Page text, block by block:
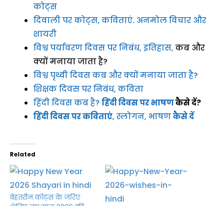
कोट्स
दिवाली पर कोट्स, कविताएं. अनमोल विचार और
शायरी
विश्व पर्यावरण दिवस पर निबंध, इतिहास, कब और
क्यों मनाया जाता है?
विश्व पृथ्वी दिवस कब और क्यों मनाया जाता है?
शिक्षक दिवस पर निबंध, कविता
हिंदी दिवस कब है? हिंदी दिवस पर भाषणकैसे दें?
हिंदी दिवस पर कविताएं, स्लोगन, भाषणकैसे दें
Related
बेहतरीन कोट्स के जरिए